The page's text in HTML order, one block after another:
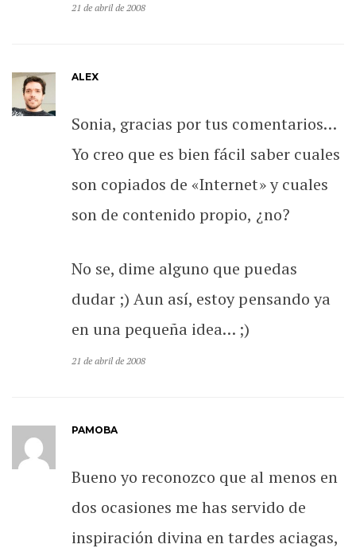
21 de abril de 2008
ALEX
Sonia, gracias por tus comentarios…
Yo creo que es bien fácil saber cuales
son copiados de «Internet» y cuales
son de contenido propio, ¿no?
No se, dime alguno que puedas
dudar ;) Aun así, estoy pensando ya
en una pequeña idea… ;)
21 de abril de 2008
PAMOBA
Bueno yo reconozco que al menos en
dos ocasiones me has servido de
inspiración divina en tardes aciagas,